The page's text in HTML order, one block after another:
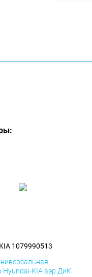
1079990513
Hyundai-KIA аэр ДиК